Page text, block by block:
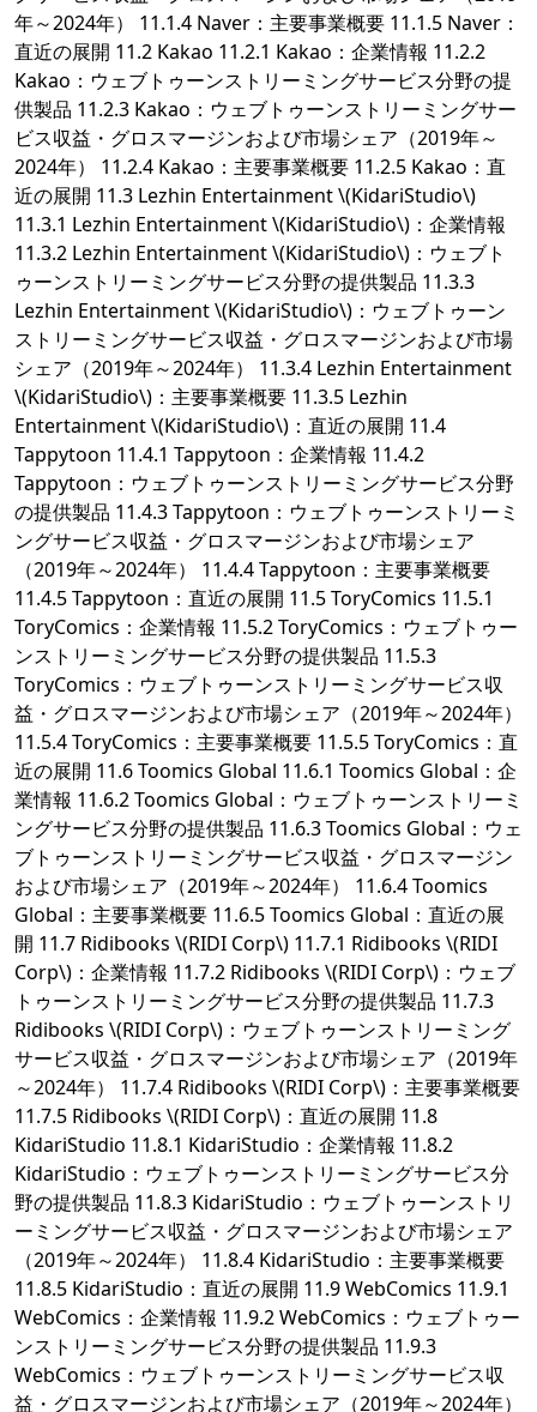
年～2024年） 11.1.4 Naver：主要事業概要 11.1.5 Naver：
直近の展開 11.2 Kakao 11.2.1 Kakao：企業情報 11.2.2
Kakao：ウェブトゥーンストリーミングサービス分野の提
供製品 11.2.3 Kakao：ウェブトゥーンストリーミングサー
ビス収益・グロスマージンおよび市場シェア（2019年～
2024年） 11.2.4 Kakao：主要事業概要 11.2.5 Kakao：直
近の展開 11.3 Lezhin Entertainment \(KidariStudio\)
11.3.1 Lezhin Entertainment \(KidariStudio\)：企業情報
11.3.2 Lezhin Entertainment \(KidariStudio\)：ウェブト
ゥーンストリーミングサービス分野の提供製品 11.3.3
Lezhin Entertainment \(KidariStudio\)：ウェブトゥーン
ストリーミングサービス収益・グロスマージンおよび市場
シェア（2019年～2024年） 11.3.4 Lezhin Entertainment
\(KidariStudio\)：主要事業概要 11.3.5 Lezhin
Entertainment \(KidariStudio\)：直近の展開 11.4
Tappytoon 11.4.1 Tappytoon：企業情報 11.4.2
Tappytoon：ウェブトゥーンストリーミングサービス分野
の提供製品 11.4.3 Tappytoon：ウェブトゥーンストリーミ
ングサービス収益・グロスマージンおよび市場シェア
（2019年～2024年） 11.4.4 Tappytoon：主要事業概要
11.4.5 Tappytoon：直近の展開 11.5 ToryComics 11.5.1
ToryComics：企業情報 11.5.2 ToryComics：ウェブトゥー
ンストリーミングサービス分野の提供製品 11.5.3
ToryComics：ウェブトゥーンストリーミングサービス収
益・グロスマージンおよび市場シェア（2019年～2024年）
11.5.4 ToryComics：主要事業概要 11.5.5 ToryComics：直
近の展開 11.6 Toomics Global 11.6.1 Toomics Global：企
業情報 11.6.2 Toomics Global：ウェブトゥーンストリーミ
ングサービス分野の提供製品 11.6.3 Toomics Global：ウェ
ブトゥーンストリーミングサービス収益・グロスマージン
および市場シェア（2019年～2024年） 11.6.4 Toomics
Global：主要事業概要 11.6.5 Toomics Global：直近の展
開 11.7 Ridibooks \(RIDI Corp\) 11.7.1 Ridibooks \(RIDI
Corp\)：企業情報 11.7.2 Ridibooks \(RIDI Corp\)：ウェブ
トゥーンストリーミングサービス分野の提供製品 11.7.3
Ridibooks \(RIDI Corp\)：ウェブトゥーンストリーミング
サービス収益・グロスマージンおよび市場シェア（2019年
～2024年） 11.7.4 Ridibooks \(RIDI Corp\)：主要事業概要
11.7.5 Ridibooks \(RIDI Corp\)：直近の展開 11.8
KidariStudio 11.8.1 KidariStudio：企業情報 11.8.2
KidariStudio：ウェブトゥーンストリーミングサービス分
野の提供製品 11.8.3 KidariStudio：ウェブトゥーンストリ
ーミングサービス収益・グロスマージンおよび市場シェア
（2019年～2024年） 11.8.4 KidariStudio：主要事業概要
11.8.5 KidariStudio：直近の展開 11.9 WebComics 11.9.1
WebComics：企業情報 11.9.2 WebComics：ウェブトゥー
ンストリーミングサービス分野の提供製品 11.9.3
WebComics：ウェブトゥーンストリーミングサービス収
益・グロスマージンおよび市場シェア（2019年～2024年）